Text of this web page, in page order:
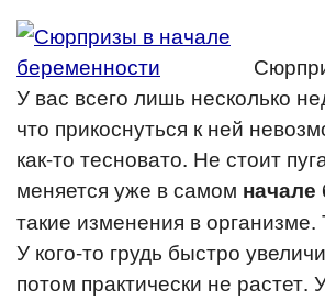
У вас всего лишь несколько
что прикоснуться к ней
как-то тесновато. Не стоит
меняется уже в самом начале
такие изменения в
У кого-то грудь быстро
потом практически не растет.